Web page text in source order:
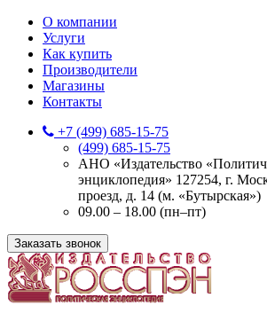
О компании
Услуги
Как купить
Производители
Магазины
Контакты
+7 (499) 685-15-75
(499) 685-15-75
АНО «Издательство
энциклопедия» 127254, г.
проезд, д. 14 (м. «Бутырская»)
09.00 – 18.00 (пн–пт)
Заказать звонок